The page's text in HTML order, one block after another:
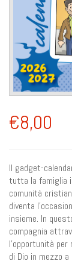
€8,00
Il gadget-
tutta la famiglia
comunità
diventa
insieme. In
compagnia
l’opportunità
di Dio in mezzo a